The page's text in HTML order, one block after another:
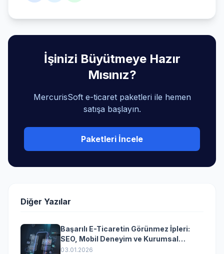
İşinizi Büyütmeye Hazır
Mısınız?
MercurisSoft e-ticaret paketleri ile hemen
satışa başlayın.
Paketleri İncele
Diğer Yazılar
Başarılı E-Ticaretin Görünmez İpleri:
SEO, Mobil Deneyim ve Kurumsal
Yazılımın Kazandıran Senkronizasyonu
03.01.2026